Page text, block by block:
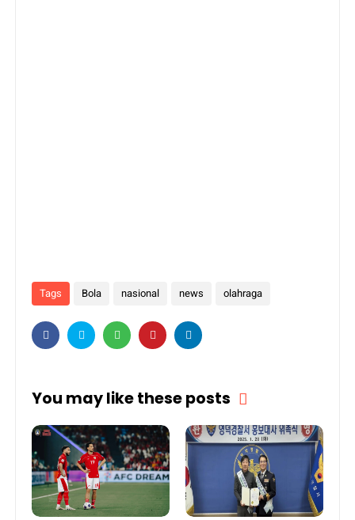
Tags Bola nasional news olahraga
You may like these posts